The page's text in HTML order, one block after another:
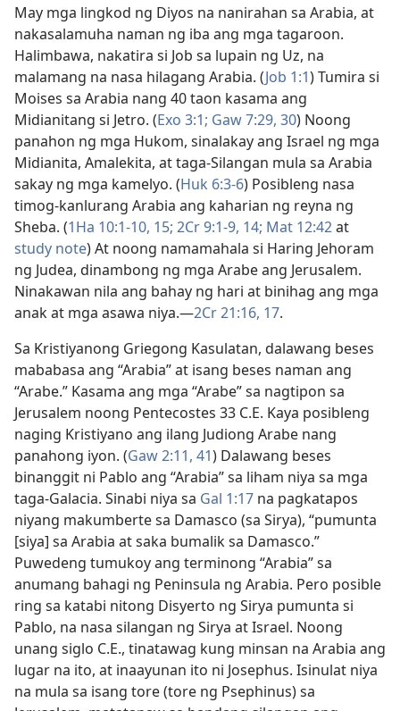
May mga lingkod ng Diyos na nanirahan sa Arabia, at
nakasalamuha naman ng iba ang mga tagaroon.
Halimbawa, nakatira si Job sa lupain ng Uz, na
malamang na nasa hilagang Arabia. (Job 1:1) Tumira si
Moises sa Arabia nang 40 taon kasama ang
Midianitang si Jetro. (Exo 3:1; Gaw 7:29, 30) Noong
panahon ng mga Hukom, sinalakay ang Israel ng mga
Midianita, Amalekita, at taga-Silangan mula sa Arabia
sakay ng mga kamelyo. (Huk 6:3-6) Posibleng nasa
timog-kanlurang Arabia ang kaharian ng reyna ng
Sheba. (1Ha 10:1-10, 15; 2Cr 9:1-9, 14; Mat 12:42at
study note) At noong namamahala si Haring Jehoram
ng Judea, dinambong ng mga Arabe ang Jerusalem.
Ninakawan nila ang bahay ng hari at binihag ang mga
anak at mga asawa niya.—2Cr 21:16, 17.
Sa Kristiyanong Griegong Kasulatan, dalawang beses
mababasa ang “Arabia” at isang beses naman ang
“Arabe.” Kasama ang mga “Arabe” sa nagtipon sa
Jerusalem noong Pentecostes 33 C.E. Kaya posibleng
naging Kristiyano ang ilang Judiong Arabe nang
panahong iyon. (Gaw 2:11, 41) Dalawang beses
binanggit ni Pablo ang “Arabia” sa liham niya sa mga
taga-Galacia. Sinabi niya sa Gal 1:17 na pagkatapos
niyang makumberte sa Damasco (sa Sirya), “pumunta
[siya] sa Arabia at saka bumalik sa Damasco.”
Puwedeng tumukoy ang terminong “Arabia” sa
anumang bahagi ng Peninsula ng Arabia. Pero posible
ring sa katabi nitong Disyerto ng Sirya pumunta si
Pablo, na nasa silangan ng Sirya at Israel. Noong
unang siglo C.E., tinatawag kung minsan na Arabia ang
lugar na ito, at inaayunan ito ni Josephus. Isinulat niya
na mula sa isang tore (tore ng Psephinus) sa